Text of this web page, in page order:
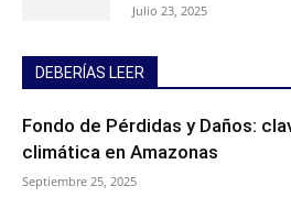
Julio 23, 2025
DEBERÍAS LEER
Fondo de Pérdidas y Daños:
climática en Amazonas
Septiembre 25, 2025